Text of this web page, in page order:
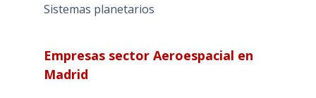
Sistemas planetarios
Empresas sector Aeroespacial en
Madrid